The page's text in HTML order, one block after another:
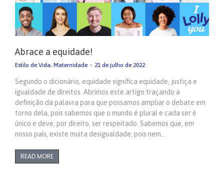
Abrace a equidade!
Estilo de Vida, Maternidade 21 de julho de 2022
Segundo o dicionário, equidade significa equidade, justiça e
igualdade de direitos. Abrimos este artigo traçando a
definição da palavra para que possamos ampliar o debate em
torno dela, pois sabemos que o mundo é plural e cada ser é
único e deve, por direito, ser respeitado. Sabemos que, em
nosso país, existe muita desigualdade, pois nem…
READ MORE